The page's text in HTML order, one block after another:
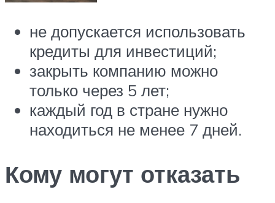
не допускается использовать
кредиты для инвестиций;
закрыть компанию можно
только через 5 лет;
каждый год в стране нужно
находиться не менее 7 дней.
Кому могут отказать